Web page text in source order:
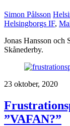
Simon Pålsson
Helsingborgs IF,
Jonas Hansson och
Skånederby.
23 oktober, 2020
”VAFAN?”